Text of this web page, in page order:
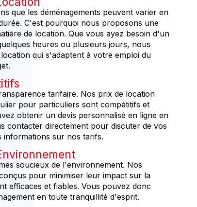
que les déménagements peuvent varier en
C'est pourquoi nous proposons une
de location. Que vous ayez besoin d'un
heures ou plusieurs jours, nous
qui s'adaptent à votre emploi du
tarifaire. Nos prix de location
pour particuliers sont compétitifs et
obtenir un devis personnalisé en ligne en
contacter directement pour discuter de vos
informations sur nos tarifs.
soucieux de l'environnement. Nos
pour minimiser leur impact sur la
efficaces et fiables. Vous pouvez donc
en toute tranquillité d'esprit.